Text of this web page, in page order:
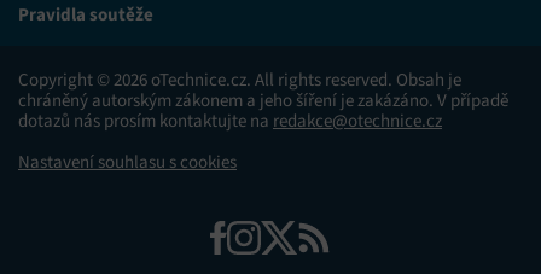
Funkce
údajů, Propojení různých zařízení, Identifikace
zařízení na základě automaticky přenášených
informací.
zobrazování reklamy a obsahu, Ukládání a sdělování
voleb ochrany osobních údajů.
Pravidla soutěže
Copyright © 2026 oTechnice.cz. All rights reserved. Obsah je
chráněný autorským zákonem a jeho šíření je zakázáno. V případě
dotazů nás prosím kontaktujte na redakce@otechnice.cz
Nastavení souhlasu s cookies